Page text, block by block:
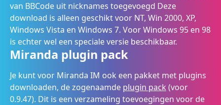
van BBCode uit nicknames toegevoegd Deze
download is alleen geschikt voor NT, Win 2000, XP,
Windows Vista en Windows 7. Voor Windows 95 en 98
is echter wel een speciale versie beschikbaar.
Miranda plugin pack
Je kunt voor Miranda IM ook een pakket met plugins
downloaden, de zogenaamde plugin pack (voor
0.9.47). Dit is een verzameling toevoegingen voor de